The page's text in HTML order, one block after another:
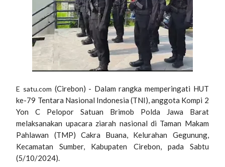
E satu.com (Cirebon) - Dalam rangka memperingati HUT
ke-79 Tentara Nasional Indonesia (TNI), anggota Kompi 2
Yon C Pelopor Satuan Brimob Polda Jawa Barat
melaksanakan upacara ziarah nasional di Taman Makam
Pahlawan (TMP) Cakra Buana, Kelurahan Gegunung,
Kecamatan Sumber, Kabupaten Cirebon, pada Sabtu
(5/10/2024).